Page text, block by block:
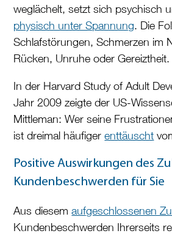
weglächelt, setzt sich psychisch
physisch unter Spannung. Die
Schlafstörungen, Schmerzen im
Rücken, Unruhe oder Gereiztheit.
In der Harvard Study of Adult
Jahr 2009 zeigte der US-
Mittleman: Wer seine
ist dreimal häufigerenttäuscht
Positive Auswirkungen des
Kundenbeschwerden für Sie
Aus diesemaufgeschlossenen
Kundenbeschwerden Ihrerseits